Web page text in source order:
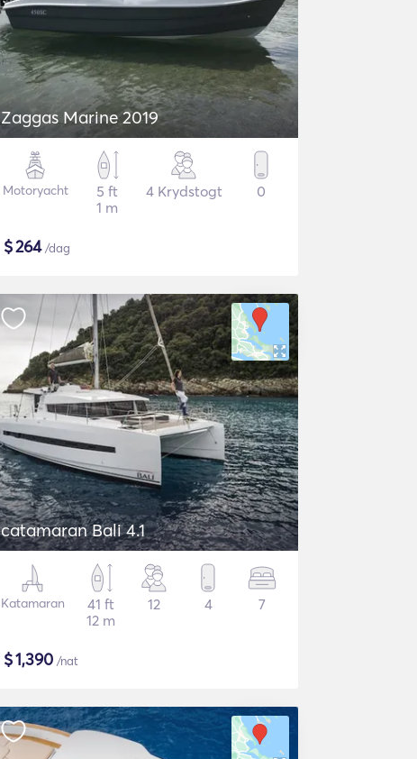
Zaggas Marine 2019
Motoryacht
5 ft
1 m
4 Krydstogt 0
$264/dag
catamaran Bali 4.1
Katamaran
41 ft
12 m
12 4 7
$1,390 /nat